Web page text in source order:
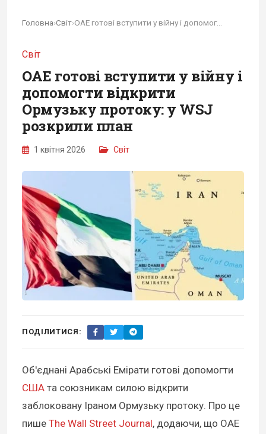
Головна›Світ› ОАЕ готові вступити у війну і допомогти...
Світ
ОАЕ готові вступити у війну і
допомогти відкрити
Ормузьку протоку: у WSJ
розкрили план
1 квітня 2026 Світ
ПОДІЛИТИСЯ:
Об'єднані Арабські Емірати готові допомогти
США та союзникам силою відкрити
заблоковану Іраном Ормузьку протоку. Про це
пише The Wall Street Journal, додаючи, що ОАЕ